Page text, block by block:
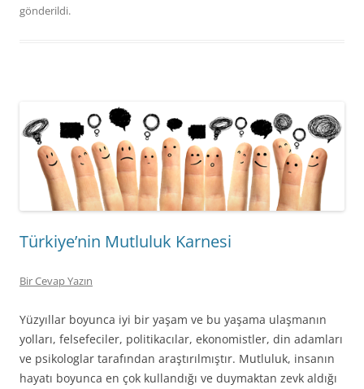
gönderildi.
Türkiye’nin Mutluluk Karnesi
Bir Cevap Yazın
Yüzyıllar boyunca iyi bir yaşam ve bu yaşama ulaşmanın
yolları, felsefeciler, politikacılar, ekonomistler, din adamları
ve psikologlar tarafından araştırılmıştır. Mutluluk, insanın
hayatı boyunca en çok kullandığı ve duymaktan zevk aldığı